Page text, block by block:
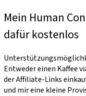
Mein Human
dafür kostenlos
Entweder einen Kaffee
der Affiliate-Links
und mir eine kleine